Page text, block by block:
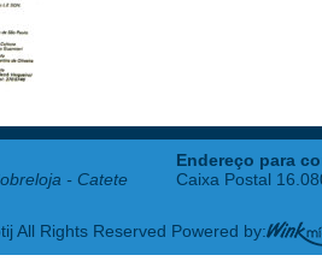
- Catete
Endereço para
Caixa Postal
All Rights Reserved Powered by: